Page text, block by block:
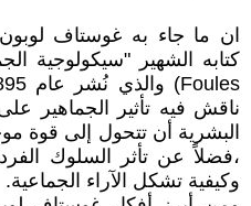
ناقش فيه تأثير الجماهير
البشرية أن تتحول إلى قوة
،فضلاً عن تأثر السلوك
وكيفية تشكل الآراء الجماعية.